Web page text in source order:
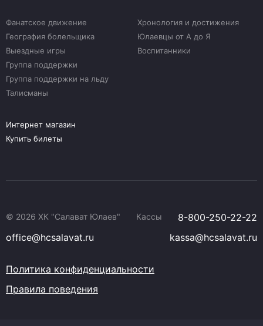
Фанатское движение
География болельщика
Выездные игры
Группа поддержки
Группа поддержки на льду
Талисманы
Хронология и достижения
Юлаевцы от А до Я
Воспитанники
Интернет магазин
Купить билеты
© 2026 ХК "Салават Юлаев" Кассы
8-800-250-22-22
office@hcsalavat.ru
kassa@hcsalavat.ru
Политика конфиденциальности
Правила поведения